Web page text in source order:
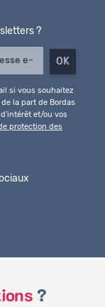
?
si vous souhaitez
la part de Bordas
et/ou vos
protection des
?